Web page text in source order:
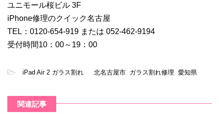
ユニモール桜ビル 3F
iPhone修理のクイック名古屋
TEL：0120-654-919 または 052-462-9194
受付時間10：00～19：00
- iPad Air 2 ガラス割れ 北名古屋市 ガラス割れ修理 愛知県
関連記事